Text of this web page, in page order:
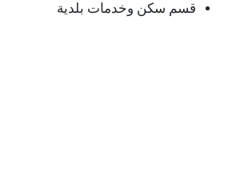
قسم سكن وخدمات بلدية